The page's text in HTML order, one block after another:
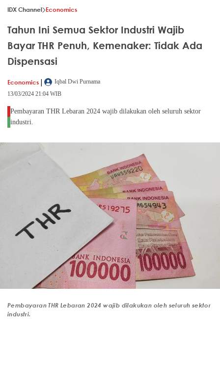
IDX Channel Economics
Tahun Ini Semua Sektor Industri Wajib
Bayar THR Penuh, Kemenaker: Tidak Ada
Dispensasi
Economics |
Iqbal Dwi Purnama
13/03/2024 21:04 WIB
Pembayaran THR Lebaran 2024 wajib dilakukan oleh seluruh sektor
industri.
Pembayaran THR Lebaran 2024 wajib dilakukan oleh seluruh sektor
industri.